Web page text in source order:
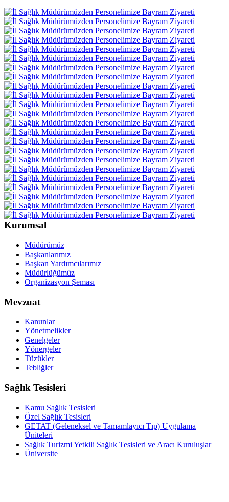
Kurumsal
Müdürümüz
Başkanlarımız
Başkan Yardımcılarımız
Müdürlüğümüz
Organizasyon Şeması
Mevzuat
Kanunlar
Yönetmelikler
Genelgeler
Yönergeler
Tüzükler
Tebliğler
Sağlık Tesisleri
Kamu Sağlık Tesisleri
Özel Sağlık Tesisleri
GETAT (Geleneksel ve Tamamlayıcı Tıp) Uygulama
Üniteleri
Sağlık Turizmi Yetkili Sağlık Tesisleri ve Aracı Kuruluşlar
Üniversite